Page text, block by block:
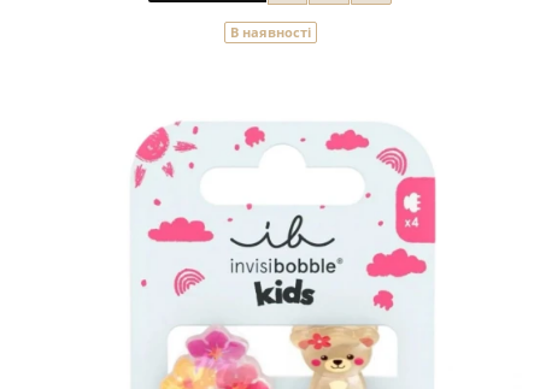
В наявності